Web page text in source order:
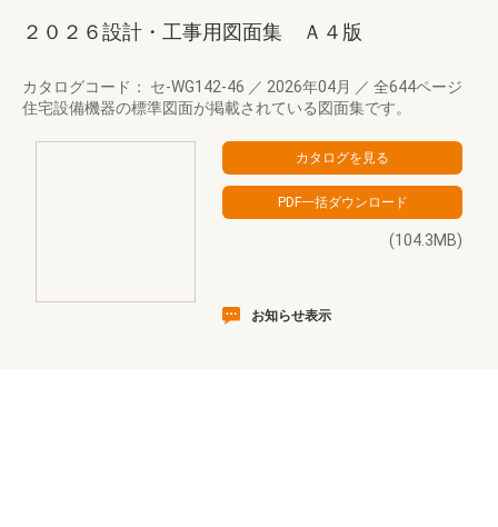
２０２６設計・工事用図面集 Ａ４版
カタログコード： セ-WG142-46 ／ 2026年04月 ／ 全644ページ
住宅設備機器の標準図面が掲載されている図面集です。
(104.3MB)
お知らせ表示